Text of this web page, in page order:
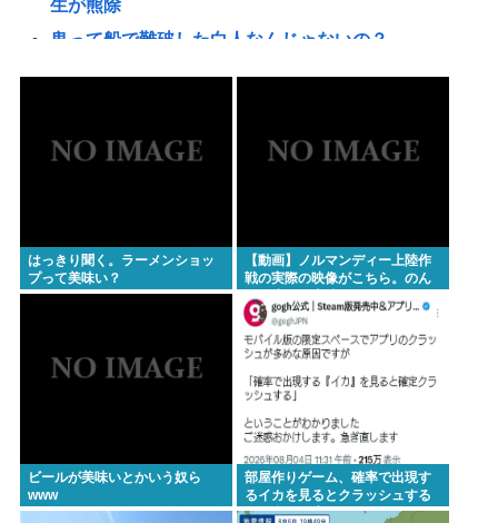
生が熊除
鬼って船で難破した白人なんじゃないの？
元々は日本人が殴りかかっていったんだろ…
見たら不愉快になる。この責任をどうとるんだ」
「ビールと水を交互に飲まないと倒れるグラス」発
売 適正飲酒を施す #酒
コロナ禍における「GOTOトラベル」「全国旅行支
【土用丑の日に食中毒】ドン・キホーテ出店の露店
で「うなぎの蒲焼」食べ14人が発熱や下痢
おまえらが今までに使った事がある【ズル休み】の
理由
パズー「お父さん嘘つき呼ばわりされて死んじゃっ
はっきり聞く。ラーメンショッ
プって美味い？
【動画】ノルマンディー上陸作
戦の実際の映像がこちら。のん
びり歩いて上陸してるんだがも
しかしてプライベートライアン
って嘘？
ビールが美味いとかいう奴ら
www
部屋作りゲーム、確率で出現す
るイカを見るとクラッシュする
不具合が発生